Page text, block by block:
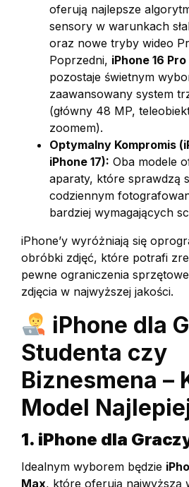
oferują najlepsze
sensory w warunkach
oraz nowe tryby wideo
Poprzedni, iPhone 16
pozostaje świetnym
zaawansowany system
(główny 48 MP,
zoomem).
Optymalny Kompromis
iPhone 17): Oba modele
aparaty, które sprawdzą
codziennym
bardziej wymagających
iPhone’y wyróżniają się
obróbki zdjęć, które potrafi
pewne ograniczenia
zdjęcia w najwyższej jakości.
iPhone dla
Studenta czy
Biznesmena –
Model
1. iPhone dla
Idealnym wyborem będzie
Max, które oferują najwyższą